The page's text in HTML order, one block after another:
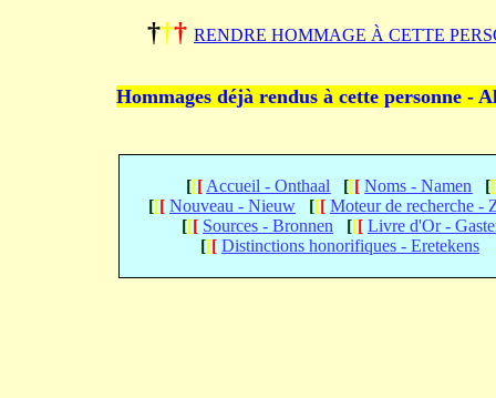
††† RENDRE HOMMAGE À CETTE
Hommages déjà rendus à cette personne -
[[[ Accueil - Onthaal [[[ Noms - Namen [[
[[[ Nouveau - Nieuw [[[ Moteur de recherche -
[[[ Sources - Bronnen [[[ Livre d'Or -
[[[ Distinctions honorifiques - Eretekens